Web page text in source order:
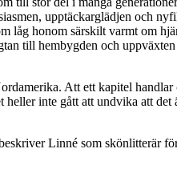
upptäckarglädjen och
låg honom särskilt varmt om
till hembygden och
Att ett kapitel
inte gått att undvika att det
Linné som skönlitterär